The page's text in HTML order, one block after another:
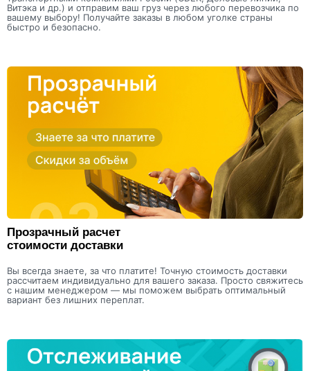
Витэка и др.) и отправим ваш груз через любого перевозчика по
вашему выбору! Получайте заказы в любом уголке страны
быстро и безопасно.
Прозрачный расчет
стоимости доставки
Вы всегда знаете, за что платите! Точную стоимость доставки
рассчитаем индивидуально для вашего заказа. Просто свяжитесь
с нашим менеджером — мы поможем выбрать оптимальный
вариант без лишних переплат.